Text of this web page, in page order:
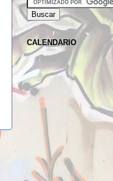
CALENDARIO